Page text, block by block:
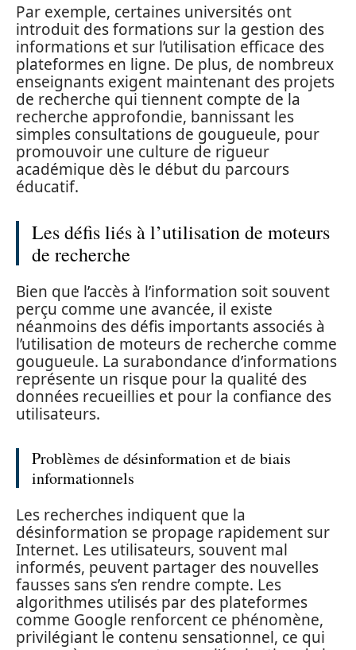
Par exemple, certaines universités ont
introduit des formations sur la gestion des
informations et sur l’utilisation efficace des
plateformes en ligne. De plus, de nombreux
enseignants exigent maintenant des projets
de recherche qui tiennent compte de la
recherche approfondie, bannissant les
simples consultations de gougueule, pour
promouvoir une culture de rigueur
académique dès le début du parcours
éducatif.
Les défis liés à l’utilisation de moteurs
de recherche
Bien que l’accès à l’information soit souvent
perçu comme une avancée, il existe
néanmoins des défis importants associés à
l’utilisation de moteurs de recherche comme
gougueule. La surabondance d’informations
représente un risque pour la qualité des
données recueillies et pour la confiance des
utilisateurs.
Problèmes de désinformation et de biais
informationnels
Les recherches indiquent que la
désinformation se propage rapidement sur
Internet. Les utilisateurs, souvent mal
informés, peuvent partager des nouvelles
fausses sans s’en rendre compte. Les
algorithmes utilisés par des plateformes
comme Google renforcent ce phénomène,
privilégiant le contenu sensationnel, ce qui